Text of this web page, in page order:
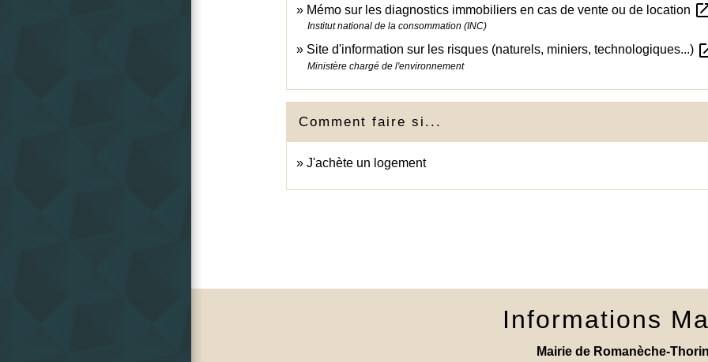
Mémo sur les diagnostics immobiliers en cas de vente ou de location
Institut national de la consommation (INC)
Site d'information sur les risques (naturels, miniers, technologiques...)
Ministère chargé de l'environnement
Comment faire si...
J'achète un logement
Informations
Mairie de Romanèche-